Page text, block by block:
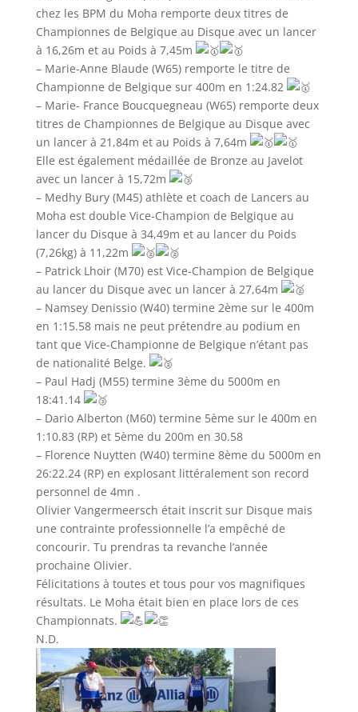
chez les BPM du Moha remporte deux titres de
Championnes de Belgique au Disque avec un lancer
à 16,26m et au Poids à 7,45m
– Marie-Anne Blaude (W65) remporte le titre de
Championne de Belgique sur 400m en 1:24.82
– Marie- France Boucquegneau (W65) remporte deux
titres de Championnes de Belgique au Disque avec
un lancer à 21,84m et au Poids à 7,64m
Elle est également médaillée de Bronze au Javelot
avec un lancer à 15,72m
– Medhy Bury (M45) athlète et coach de Lancers au
Moha est double Vice-Champion de Belgique au
lancer du Disque à 34,49m et au lancer du Poids
(7,26kg) à 11,22m
– Patrick Lhoir (M70) est Vice-Champion de Belgique
au lancer du Disque avec un lancer à 27,64m
– Namsey Denissio (W40) termine 2ème sur le 400m
en 1:15.58 mais ne peut prétendre au podium en
tant que Vice-Championne de Belgique n’étant pas
de nationalité Belge.
– Paul Hadj (M55) termine 3ème du 5000m en
18:41.14
– Dario Alberton (M60) termine 5ème sur le 400m en
1:10.83 (RP) et 5ème du 200m en 30.58
– Florence Nuytten (W40) termine 8ème du 5000m en
26:22.24 (RP) en explosant littéralement son record
personnel de 4mn .
Olivier Vangermeersch était inscrit sur Disque mais
une contrainte professionnelle l’a empêché de
concourir. Tu prendras ta revanche l’année
prochaine Olivier.
Félicitations à toutes et tous pour vos magnifiques
résultats. Le Moha était bien en place lors de ces
Championnats.
N.D.